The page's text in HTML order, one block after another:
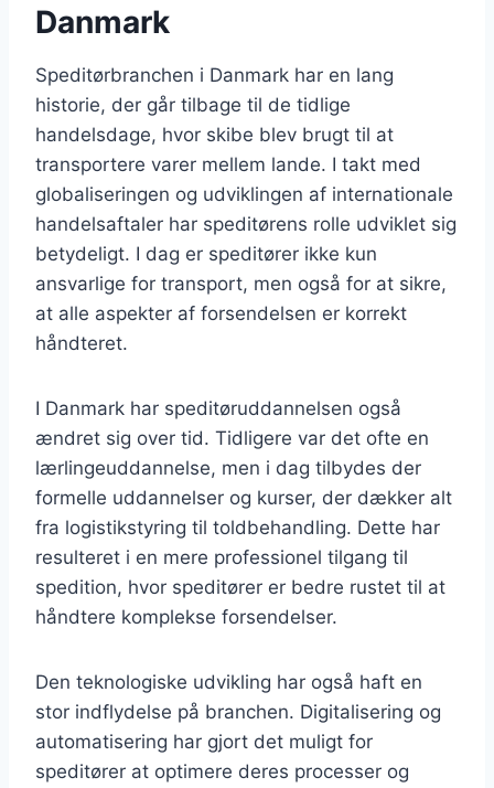
Danmark
Speditørbranchen i Danmark har en lang
historie, der går tilbage til de tidlige
handelsdage, hvor skibe blev brugt til at
transportere varer mellem lande. I takt med
globaliseringen og udviklingen af internationale
handelsaftaler har speditørens rolle udviklet sig
betydeligt. I dag er speditører ikke kun
ansvarlige for transport, men også for at sikre,
at alle aspekter af forsendelsen er korrekt
håndteret.
I Danmark har speditøruddannelsen også
ændret sig over tid. Tidligere var det ofte en
lærlingeuddannelse, men i dag tilbydes der
formelle uddannelser og kurser, der dækker alt
fra logistikstyring til toldbehandling. Dette har
resulteret i en mere professionel tilgang til
spedition, hvor speditører er bedre rustet til at
håndtere komplekse forsendelser.
Den teknologiske udvikling har også haft en
stor indflydelse på branchen. Digitalisering og
automatisering har gjort det muligt for
speditører at optimere deres processer og